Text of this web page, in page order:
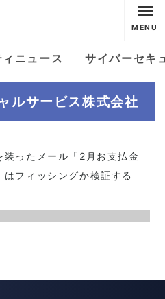
MENU
ニュース サイバーセキ
ルサービス株式会社
装ったメール「2月お支払金
はフィッシングか検証する